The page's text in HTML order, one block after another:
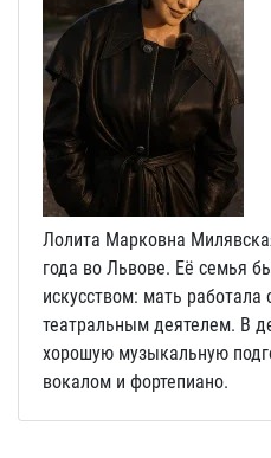
Лолита Марковна
года во Львове. Её семья
искусством: мать
театральным деятелем. В
хорошую музыкальную
вокалом и фортепиано.